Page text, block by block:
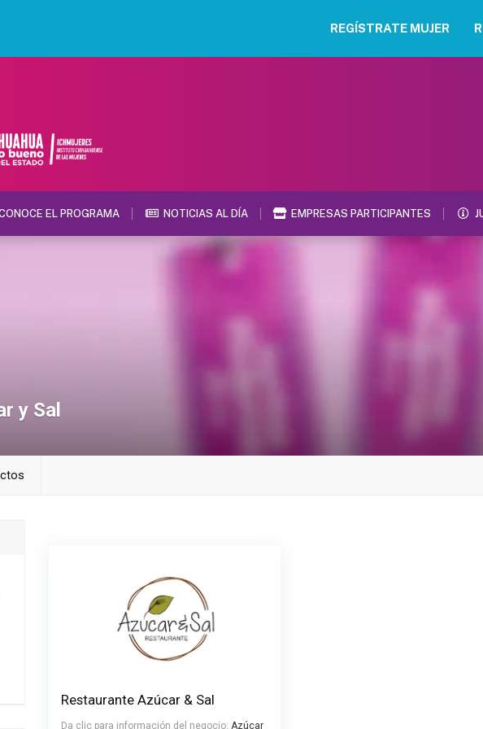
REGÍSTRATE MUJER
EL PROGRAMA NOTICIAS AL DÍA EMPRESAS PARTICIPANTES
y Sal
Restaurante Azúcar & Sal
Da clic para información del negocio: Azúcar